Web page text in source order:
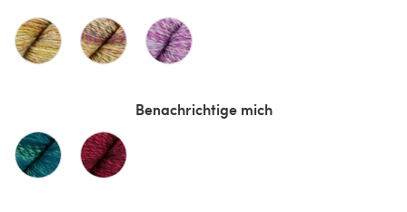
Benachrichtige mich